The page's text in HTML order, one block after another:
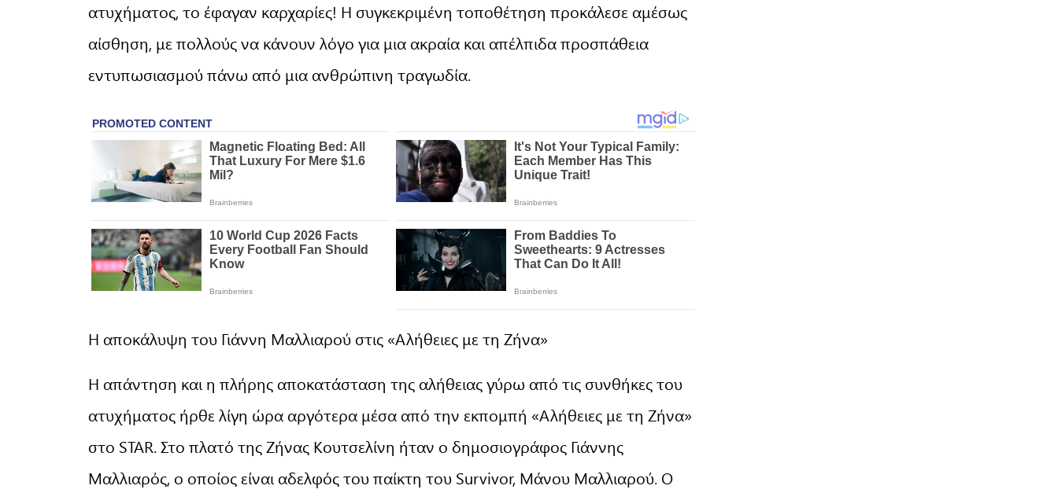
ατυχήματος, το έφαγαν καρχαρίες! Η συγκεκριμένη τοποθέτηση προκάλεσε αμέσως
αίσθηση, με πολλούς να κάνουν λόγο για μια ακραία και απέλπιδα προσπάθεια
εντυπωσιασμού πάνω από μια ανθρώπινη τραγωδία.
Η αποκάλυψη του Γιάννη Μαλλιαρού στις «Αλήθειες με τη Ζήνα»
Η απάντηση και η πλήρης αποκατάσταση της αλήθειας γύρω από τις συνθήκες του
ατυχήματος ήρθε λίγη ώρα αργότερα μέσα από την εκπομπή «Αλήθειες με τη Ζήνα»
στο STAR. Στο πλατό της Ζήνας Κουτσελίνη ήταν ο δημοσιογράφος Γιάννης
Μαλλιαρός, ο οποίος είναι αδελφός του παίκτη του Survivor, Μάνου Μαλλιαρού. Ο